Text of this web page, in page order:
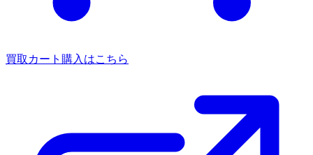
買取カート 購入はこちら